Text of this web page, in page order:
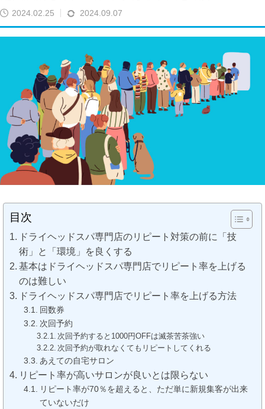
2024.02.25 2024.09.07
目次
ドライヘッドスパ専門店のリピート対策の前に「技
術」と「環境」を良くする
基本はドライヘッドスパ専門店でリピート率を上げる
のは難しい
ドライヘッドスパ専門店でリピート率を上げる方法
回数券
次回予約
次回予約すると1000円OFFは滅茶苦茶強い
次回予約が取れなくてもリピートしてくれる
あえての自宅サロン
リピート率が高いサロンが良いとは限らない
リピート率が70％を超えると、ただ単に新規集客が出来
ていないだけ